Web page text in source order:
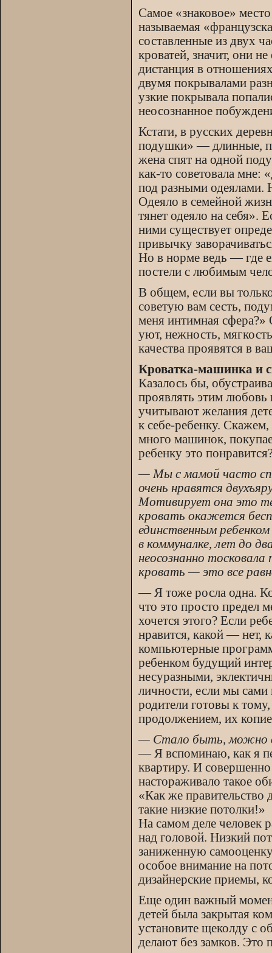
Самое «знаковое»
называемая
составленные из двух
кроватей, значит, они
дистанция в
двумя покрывалами
узкие покрывала
неосознанное
Кстати, в русских
подушки» — длинные,
жена спят на одной
как-то советовала
под разными одеялами.
Одеяло в семейной
тянет одеяло на себя».
ними существует
привычку
Но в норме ведь — где
постели с любимым
В общем, если вы
советую вам сесть,
меня интимная сфера?»
уют, нежность,
качества проявятся в
Кроватка-машинка и
Казалось бы,
проявлять этим любовь
учитывают желания
к себе-ребенку. Скажем,
много машинок,
ребенку это
— Мы с мамой часто
очень нравятся
Мотивирует она это
кровать окажется
единственным
в коммуналке, лет до
неосознанно
кровать — это все
— Я тоже росла одна.
что это просто предел
хочется этого? Если
нравится, какой — нет,
компьютерные
ребенком будущий
несуразными,
личности, если мы сами
родители готовы к
продолжением, их
— Стало быть, можно
— Я вспоминаю, как я
квартиру. И
настораживало такое
«Как же
такие низкие потолки!»
На самом деле человек
над головой. Низкий
заниженную
особое внимание на
дизайнерские приемы,
Еще один важный
детей была закрытая
установите щеколду с
делают без замков. Это